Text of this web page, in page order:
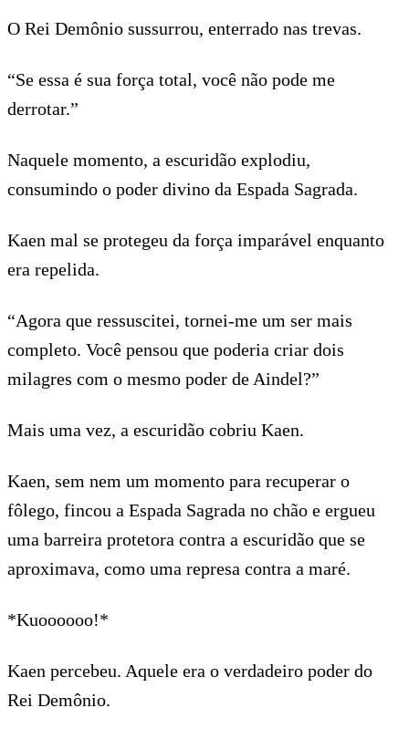
O Rei Demônio sussurrou, enterrado nas trevas.
“Se essa é sua força total, você não pode me
derrotar.”
Naquele momento, a escuridão explodiu,
consumindo o poder divino da Espada Sagrada.
Kaen mal se protegeu da força imparável enquanto
era repelida.
“Agora que ressuscitei, tornei-me um ser mais
completo. Você pensou que poderia criar dois
milagres com o mesmo poder de Aindel?”
Mais uma vez, a escuridão cobriu Kaen.
Kaen, sem nem um momento para recuperar o
fôlego, fincou a Espada Sagrada no chão e ergueu
uma barreira protetora contra a escuridão que se
aproximava, como uma represa contra a maré.
*Kuoooooo!*
Kaen percebeu. Aquele era o verdadeiro poder do
Rei Demônio.